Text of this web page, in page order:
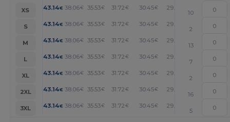
XS 43.14€ 38.06€ 35.53€ 31.72 € 30.45€ 29.18 +
10
S
43.14€ 38.06€ 35.53€ 31.72 € 30.45€ 29.18
2
M
43.14€ 38.06€ 35.53€ 31.72 € 30.45€ 29.18 +
13
L
43.14€ 38.06€ 35.53€ 31.72 € 30.45€ 29.18
7
XL
43.14€ 38.06€ 35.53€ 31.72 € 30.45€ 29.18
2
2XL
43.14€ 38.06€ 35.53€ 31.72 € 30.45€ 29.18 +
16
3XL
43.14€ 38.06€ 35.53€ 31.72 € 30.45€ 29.18
5